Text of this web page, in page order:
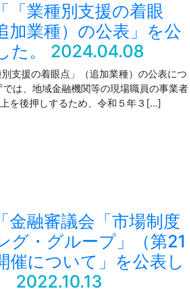
「業種別支援の着眼
加業種）の公表」を公
た。
2024.04.08
支援の着眼点」（追加業種）の公表につ
は、地域金融機関等の現場職員の事業者
を後押しするため、令和５年３[…]
金融審議会「市場制度
グ・グループ」（第21
催について」を公表し
2022.10.13